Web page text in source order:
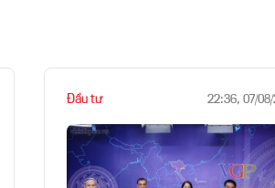
Đầu tư 22:36, 07/